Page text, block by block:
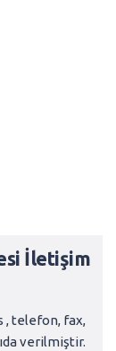
İletişim
, telefon, fax,
verilmiştir.